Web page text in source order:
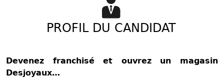
PROFIL DU CANDIDAT
Devenez franchisé et ouvrez un magasin
Desjoyaux…